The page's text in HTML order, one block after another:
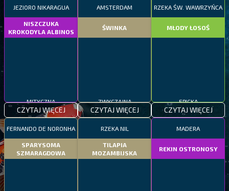
JEZIORO NIKARAGUA
NISZCZUKA
KROKODYLA ALBINOS
MITYCZNA
CZYTAJ WIĘCEJ
AMSTERDAM
ŚWINKA
ZWYCZAJNA
CZYTAJ WIĘCEJ
RZEKA ŚW. WAWRZYŃCA
MŁODY ŁOSOŚ
EPICKA
CZYTAJ WIĘCEJ
FERNANDO DE NORONHA
SPARYSOMA
SZMARAGDOWA
RZEKA NIL
TILAPIA
MOZAMBIJSKA
MADERA
REKIN OSTRONOSY